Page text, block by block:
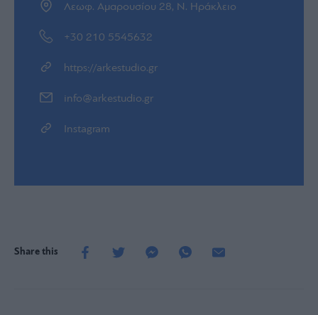
Λεωφ. Αμαρουσίου 28, Ν. Ηράκλειο
+30 210 5545632
https://arkestudio.gr
info@arkestudio.gr
Instagram
Share this